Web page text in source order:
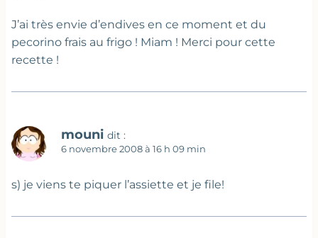
J’ai très envie d’endives en ce moment et du
pecorino frais au frigo ! Miam ! Merci pour cette
recette !
mouni dit :
6 novembre 2008 à 16 h 09 min
s) je viens te piquer l’assiette et je file!